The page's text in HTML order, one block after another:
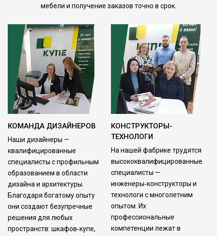
мебели и получение заказов точно в срок.
КОМАНДА ДИЗАЙНЕРОВ
Наши дизайнеры —
квалифицированные
специалисты с профильным
образованием в области
дизайна и архитектуры.
Благодаря богатому опыту
они создают безупречные
решения для любых
пространств: шкафов‑купе,
КОНСТРУКТОРЫ-
ТЕХНОЛОГИ
На нашей фабрике трудятся
высококвалифицированные
специалисты —
инженеры‑конструкторы и
технологи с многолетним
опытом. Их
профессиональные
компетенции лежат в